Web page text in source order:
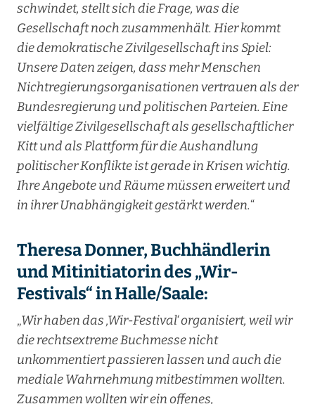
schwindet, stellt sich die Frage, was die
Gesellschaft noch zusammenhält. Hier kommt
die demokratische Zivilgesellschaft ins Spiel:
Unsere Daten zeigen, dass mehr Menschen
Nichtregierungsorganisationen vertrauen als der
Bundesregierung und politischen Parteien. Eine
vielfältige Zivilgesellschaft als gesellschaftlicher
Kitt und als Plattform für die Aushandlung
politischer Konflikte ist gerade in Krisen wichtig.
Ihre Angebote und Räume müssen erweitert und
in ihrer Unabhängigkeit gestärkt werden.“
Theresa Donner, Buchhändlerin
und Mitinitiatorin des „Wir-
Festivals“ in Halle/Saale:
„Wir haben das ‚Wir-Festival‘ organisiert, weil wir
die rechtsextreme Buchmesse nicht
unkommentiert passieren lassen und auch die
mediale Wahrnehmung mitbestimmen wollten.
Zusammen wollten wir ein offenes,